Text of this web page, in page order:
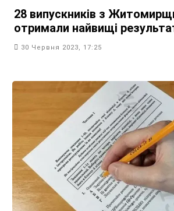
28 випускників з
отримали найвищі
30 Червня 2023, 17:25